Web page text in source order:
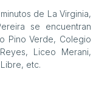
de La Virginia,
se encuentran
Pino Verde, Colegio
Liceo Merani,
etc.